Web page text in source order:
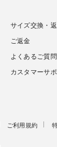
サイズ交換・
ご返金
よくあるご質問
カスタマーサ
ご利用規約